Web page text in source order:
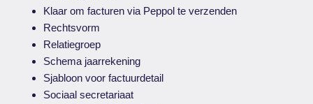
Klaar om facturen via Peppol te verzenden
Rechtsvorm
Relatiegroep
Schema jaarrekening
Sjabloon voor factuurdetail
Sociaal secretariaat